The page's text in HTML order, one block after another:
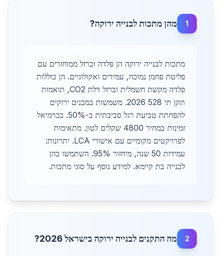
1 מהן מתכות לבנייה ירוקה?
מתכות לבנייה ירוקה הן פלדה וברזל ממוחזרים עם
פליטת פחמן נמוכה, עמידים ואקולוגיים. הן כוללות
פלדה מקשת חשמלית וברזל דלת CO2, תואמות
תקן תי 528 2026. משמשות במבנים ירוקים
להפחתת טביעת רגל סביבתית ב-50%. בכרמיאל
זמינות במחיר 4800 שקלים לטון. מתאימות
לפרויקטים מקומיים עם אישורי LCA. יתרונות:
עמידות 50 שנה, מיחזור 95%. השתמשו בהן
לבנייה בת קיימא. למידע נוסף על סוגי מתכות.
2 מה התקנים לבנייה ירוקה בישראל 2026?